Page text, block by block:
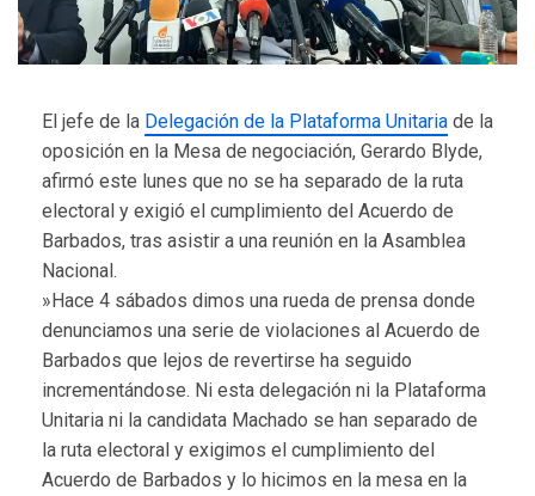
El jefe de la Delegación de la Plataforma Unitaria de la
oposición en la Mesa de negociación, Gerardo Blyde,
afirmó este lunes que no se ha separado de la ruta
electoral y exigió el cumplimiento del Acuerdo de
Barbados, tras asistir a una reunión en la Asamblea
Nacional.
»Hace 4 sábados dimos una rueda de prensa donde
denunciamos una serie de violaciones al Acuerdo de
Barbados que lejos de revertirse ha seguido
incrementándose. Ni esta delegación ni la Plataforma
Unitaria ni la candidata Machado se han separado de
la ruta electoral y exigimos el cumplimiento del
Acuerdo de Barbados y lo hicimos en la mesa en la